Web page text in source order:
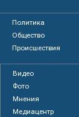
Политика
Общество
Происшествия
Видео
Фото
Мнения
Медиацентр